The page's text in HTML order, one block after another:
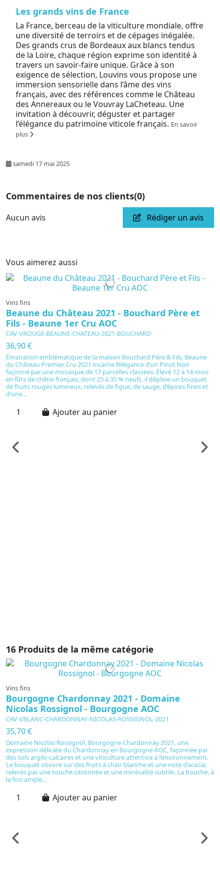
Les grands vins de France
La France, berceau de la viticulture mondiale, offre
une diversité de terroirs et de cépages inégalée.
Des grands crus de Bordeaux aux blancs tendus
de la Loire, chaque région exprime son identité à
travers un savoir-faire unique. Grâce à son
exigence de sélection, Louvins vous propose une
immersion sensorielle dans l’âme des vins
français, avec des références comme le Château
des Annereaux ou le Vouvray LaCheteau. Une
invitation à découvrir, déguster et partager
l’élégance du patrimoine viticole français. En savoir
plus
samedi 17 mai 2025
Commentaires de nos clients(0)
Aucun avis Rédiger un avis
Vous aimerez aussi
Vins fins
Beaune du Château 2021 - Bouchard Père et
Fils - Beaune 1er Cru AOC
CAV-VROUGE-BEAUNE-CHATEAU-2021-BOUCHARD
36,90 €
Émanation emblématique de la maison Bouchard Père & Fils, Beaune
du Château Premier Cru 2021 incarne l’élégance d’un Pinot Noir
façonné par une mosaïque de 17 parcelles classées. Élevé 12 à 14 mois
en fûts de chêne français, dont 25 à 35 % neufs, il déploie un bouquet
de fruits rouges lumineux, relevés de figue, de sauge, d’épices fines et
d’une...
Ajouter au panier
16 Produits de la même catégorie
Vins fins
Bourgogne Chardonnay 2021 - Domaine
Nicolas Rossignol - Bourgogne AOC
CAV-VBLANC-CHARDONNAY-NICOLAS-ROSSIGNOL-2021
35,70 €
Domaine Nicolas Rossignol, Bourgogne Chardonnay 2021, une
expression délicate du Chardonnay en Bourgogne AOC, façonnée par
des sols argilo-calcaires et une viticulture attentive à l’environnement.
Le bouquet s’ouvre sur des fruits à chair blanche et une note d’acacia,
relevés par une touche citronnée et une minéralité subtile. La bouche, à
la fois ample...
Ajouter au panier